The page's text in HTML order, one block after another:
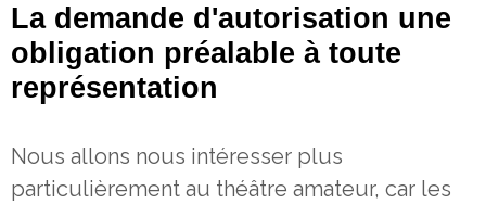
La demande d'autorisation une
obligation préalable à toute
représentation
Nous allons nous intéresser plus
particulièrement au théâtre amateur, car les